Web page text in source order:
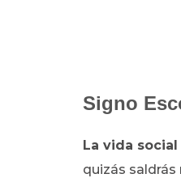
Signo
La vida
quizás